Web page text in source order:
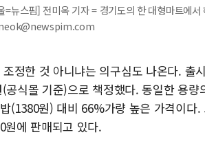
=뉴스핌] 전미옥 기자 = 경기도의 한 대형마트에
조정한 것 아니냐는 의구심도 나온다. 출
공식몰 기준)으로 책정했다. 동일한 용
(1380원) 대비 66%가량 높은 가격이다
원에 판매되고 있다.